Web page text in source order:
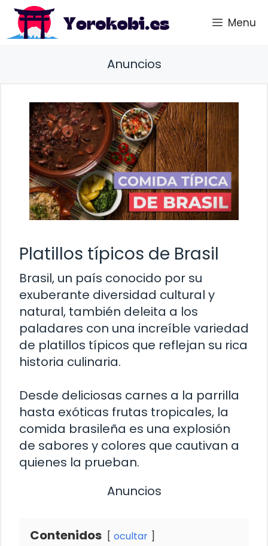
Saltar
contenido
Menu
Anuncios
Platillos típicos de Brasil
Brasil, un país conocido por su
exuberante diversidad cultural y
natural, también deleita a los
paladares con una increíble variedad
de platillos típicos que reflejan su rica
historia culinaria.
Desde deliciosas carnes a la parrilla
hasta exóticas frutas tropicales, la
comida brasileña es una explosión
de sabores y colores que cautivan a
quienes la prueban.
Anuncios
Contenidos ocultar